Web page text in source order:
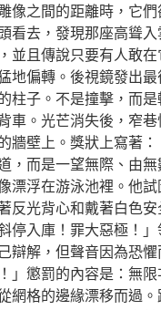
像之間的距離時，它
看去，發現那座高聳
並且傳說只要有人敢
地偏轉。後視鏡發出
柱子。不是撞擊，而
車。光芒消失後，窄
牆壁上。獎狀上寫著
，而是一望無際、由
漂浮在游泳池裡。他
反光背心和戴著白色
停入庫！罪大惡極！
己辯解，但聲音因為恐
」懲罰的內容是：無
網格的邊緣漂移而過